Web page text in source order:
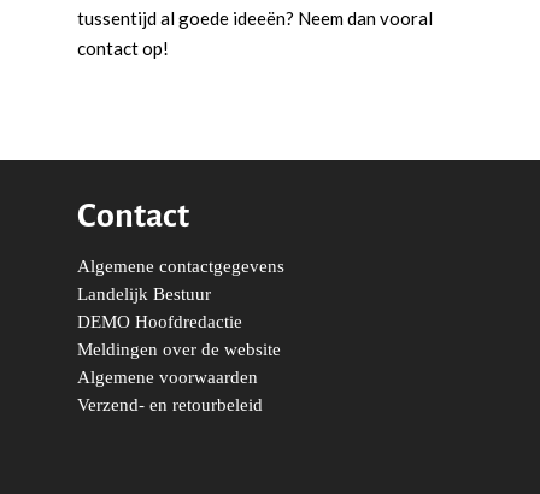
tussentijd al goede ideeën? Neem dan vooral
contact op!
Contact
Algemene contactgegevens
Landelijk Bestuur
DEMO Hoofdredactie
Meldingen over de website
Algemene voorwaarden
Verzend- en retourbeleid
Diversiteit & Participatie
Trainingen & Trainers
DEMO
Zwolle
Brabant